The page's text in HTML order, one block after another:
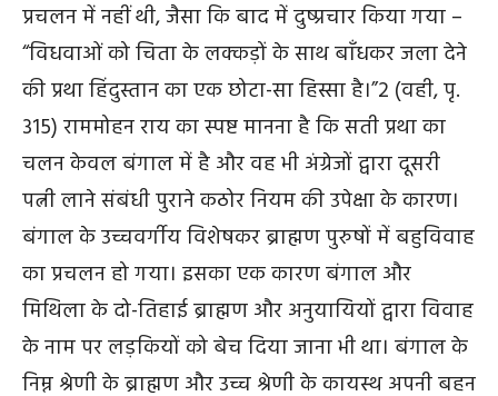
प्रचलन में नहीं थी, जैसा कि बाद में दुष्प्रचार किया गया –
“विधवाओं को चिता के लक्कड़ों के साथ बाँधकर जला देने
की प्रथा हिंदुस्तान का एक छोटा-सा हिस्सा है।”2 (वही, पृ.
315) राममोहन राय का स्पष्ट मानना है कि सती प्रथा का
चलन केवल बंगाल में है और वह भी अंग्रेजों द्वारा दूसरी
पत्नी लाने संबंधी पुराने कठोर नियम की उपेक्षा के कारण।
बंगाल के उच्चवर्गीय विशेषकर ब्राह्मण पुरुषों में बहुविवाह
का प्रचलन हो गया। इसका एक कारण बंगाल और
मिथिला के दो-तिहाई ब्राह्मण और अनुयायियों द्वारा विवाह
के नाम पर लड़कियों को बेच दिया जाना भी था। बंगाल के
निम्न श्रेणी के ब्राह्मण और उच्च श्रेणी के कायस्थ अपनी बहन